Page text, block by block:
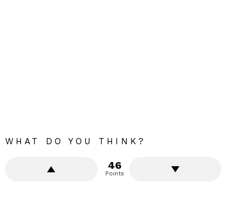
WHAT DO YOU THINK?
46
Points